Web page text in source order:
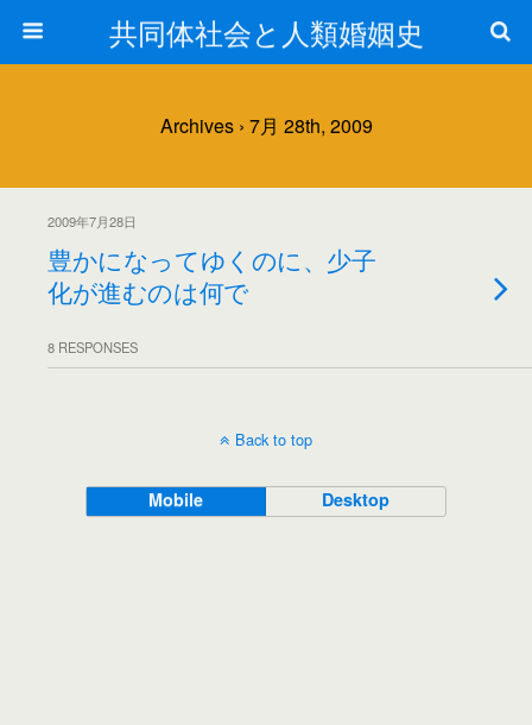
共同体社会と人類婚姻史
Archives › 7月 28th, 2009
2009年7月28日
豊かになってゆくのに、少子
化が進むのは何で
8 RESPONSES
Back to top
Mobile Desktop